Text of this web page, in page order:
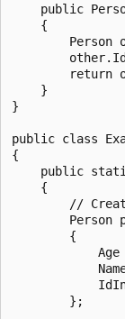
public
    {
Person
return
    }
}
public class
{
public
    {
//
Person
        {
Age
        };